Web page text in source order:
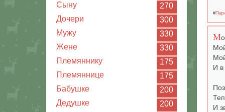
Сыну
270
Дочери
300
Мужу
330
Жене
330
Племяннику
175
Племяннице
175
Бабушке
200
Дедушке
200
#
М
И в
И